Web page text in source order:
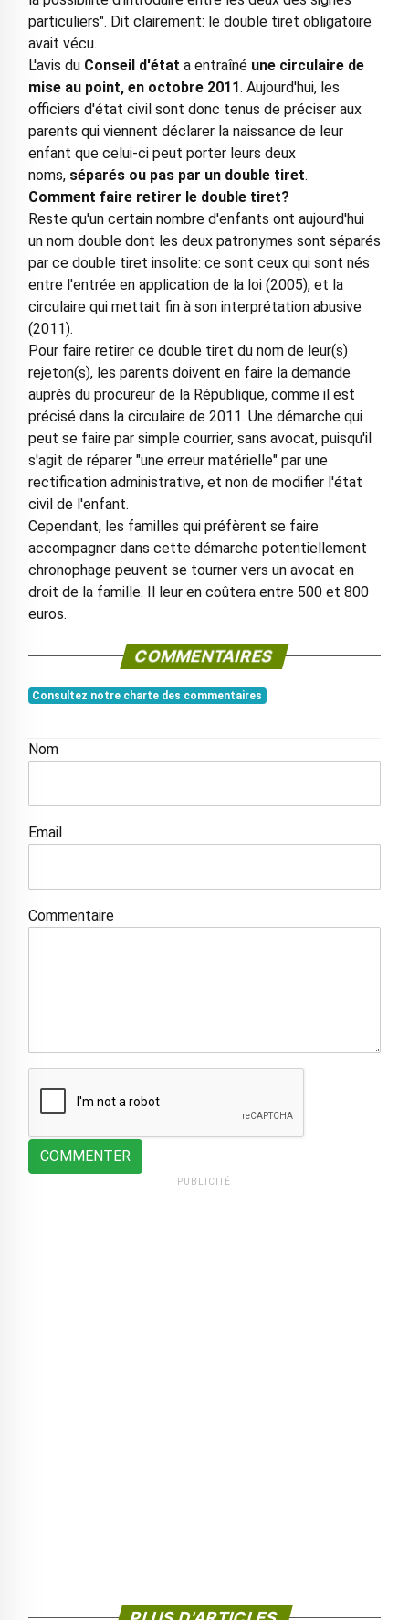
particuliers". Dit clairement: le double tiret obligatoire
avait vécu.
L'avis du Conseil d'état a entraîné une circulaire de
mise au point, en octobre 2011. Aujourd'hui, les
officiers d'état civil sont donc tenus de préciser aux
parents qui viennent déclarer la naissance de leur
enfant que celui-ci peut porter leurs deux
noms, séparés ou pas par un double tiret.
Comment faire retirer le double tiret?
Reste qu'un certain nombre d'enfants ont aujourd'hui
un nom double dont les deux patronymes sont séparés
par ce double tiret insolite: ce sont ceux qui sont nés
entre l'entrée en application de la loi (2005), et la
circulaire qui mettait fin à son interprétation abusive
(2011).
Pour faire retirer ce double tiret du nom de leur(s)
rejeton(s), les parents doivent en faire la demande
auprès du procureur de la République, comme il est
précisé dans la circulaire de 2011. Une démarche qui
peut se faire par simple courrier, sans avocat, puisqu'il
s'agit de réparer "une erreur matérielle" par une
rectification administrative, et non de modifier l'état
civil de l'enfant.
Cependant, les familles qui préfèrent se faire
accompagner dans cette démarche potentiellement
chronophage peuvent se tourner vers un avocat en
droit de la famille. Il leur en coûtera entre 500 et 800
euros.
COMMENTAIRES
Consultez notre charte des commentaires
Nom
Email
Commentaire
COMMENTER
PUBLICITÉ